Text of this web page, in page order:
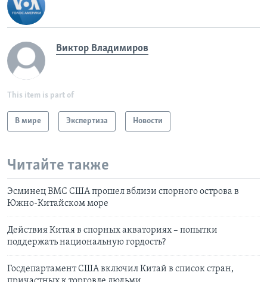
Виктор Владимиров
This item is part of
В мире Экспертиза Новости
Читайте также
Эсминец ВМС США прошел вблизи спорного острова в
Южно-Китайском море
Действия Китая в спорных акваториях – попытки
поддержать национальную гордость?
Госдепартамент США включил Китай в список стран,